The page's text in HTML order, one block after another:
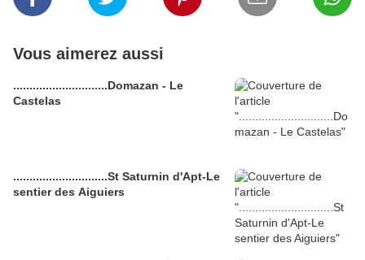
Vous aimerez aussi
.............................Domazan - Le
Castelas
.............................St Saturnin d'Apt-Le
sentier des Aiguiers